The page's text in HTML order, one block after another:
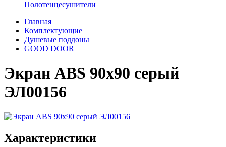
Полотенцесушители
Главная
Комплектующие
Душевые поддоны
GOOD DOOR
Экран ABS 90х90 серый
ЭЛ00156
Характеристики